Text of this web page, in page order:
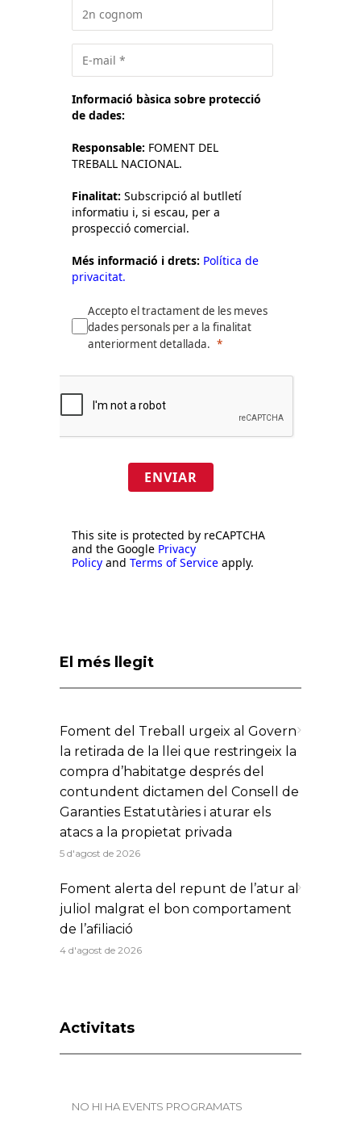
Informació bàsica sobre protecció
de dades:
Responsable: FOMENT DEL
TREBALL NACIONAL.
Finalitat: Subscripció al butlletí
informatiu i, si escau, per a
prospecció comercial.
Més informació i drets: Política de
privacitat.
Accepto el tractament de les meves
dades personals per a la finalitat
anteriorment detallada.
ENVIAR
This site is protected by reCAPTCHA
and the Google Privacy
Policy and Terms of Service apply.
El més llegit
Foment del Treball urgeix al Govern
la retirada de la llei que restringeix la
compra d’habitatge després del
contundent dictamen del Consell de
Garanties Estatutàries i aturar els
atacs a la propietat privada
5 d'agost de 2026
Foment alerta del repunt de l’atur al
juliol malgrat el bon comportament
de l’afiliació
4 d'agost de 2026
Activitats
NO HI HA EVENTS PROGRAMATS